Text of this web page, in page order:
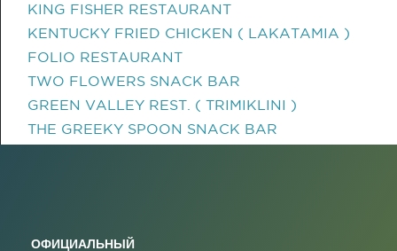
KING FISHER RESTAURANT
KENTUCKY FRIED CHICKEN ( LAKATAMIA )
FOLIO RESTAURANT
TWO FLOWERS SNACK BAR
GREEN VALLEY REST. ( TRIMIKLINI )
THE GREEKY SPOON SNACK BAR
ОФИЦИАЛЬНЫЙ